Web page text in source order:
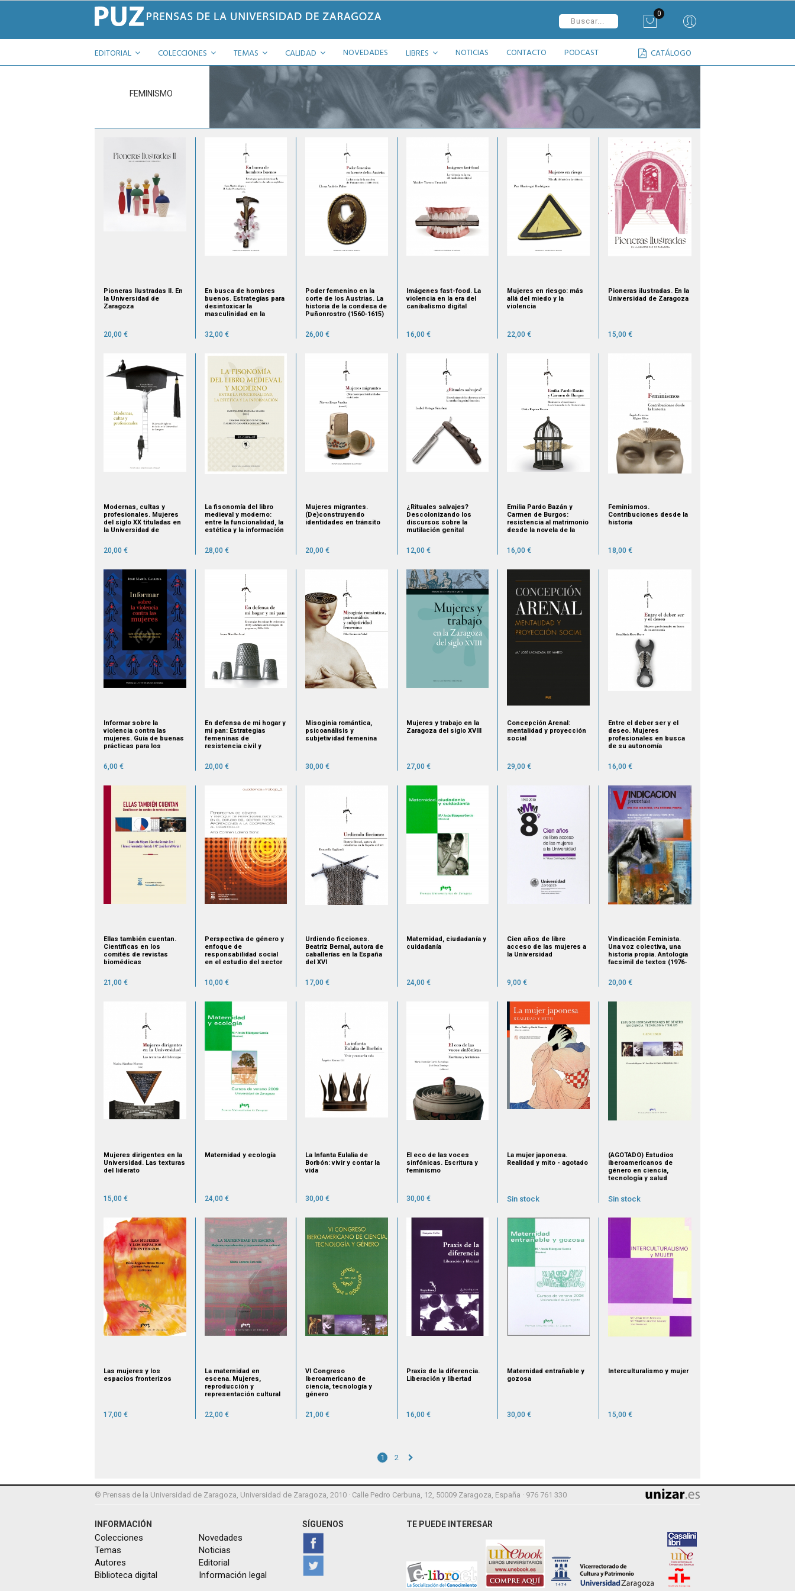
0
EDITORIAL COLECCIONES TEMAS CATÁLOGO
CALIDAD NOVEDADES LIBRES NOTICIAS CONTACTO PODCAST
FEMINISMO
Pioneras Ilustradas II. En
la Universidad de
Zaragoza
20,00 €
En busca de hombres
buenos. Estrategias para
desintoxicar la
masculinidad en la
32,00 €
Poder femenino en la
corte de los Austrias. La
historia de la condesa de
Puñonrostro (1560-1615)
26,00 €
Imágenes fast-food. La
violencia en la era del
canibalismo digital
16,00 €
Mujeres en riesgo: más
allá del miedo y la
violencia
22,00 €
Pioneras ilustradas. En la
Universidad de Zaragoza
15,00 €
Modernas, cultas y
profesionales. Mujeres
del siglo XX tituladas en
la Universidad de
20,00 €
La fisonomía del libro
medieval y moderno:
entre la funcionalidad, la
estética y la información
28,00 €
Mujeres migrantes.
(De)construyendo
identidades en tránsito
20,00 €
¿Rituales salvajes?
Descolonizando los
discursos sobre la
mutilación genital
12,00 €
Emilia Pardo Bazán y
Carmen de Burgos:
resistencia al matrimonio
desde la novela de la
16,00 €
Feminismos.
Contribuciones desde la
historia
18,00 €
Informar sobre la
violencia contra las
mujeres. Guía de buenas
prácticas para los
6,00 €
En defensa de mi hogar y
mi pan: Estrategias
femeninas de
resistencia civil y
20,00 €
Misoginia romántica,
psicoanálisis y
subjetividad femenina
30,00 €
Mujeres y trabajo en la
Zaragoza del siglo XVIII
27,00 €
Concepción Arenal:
mentalidad y proyección
social
29,00 €
Entre el deber ser y el
deseo. Mujeres
profesionales en busca
de su autonomía
16,00 €
Ellas también cuentan.
Científicas en los
comités de revistas
biomédicas
21,00 €
Perspectiva de género y
enfoque de
responsabilidad social
en el estudio del sector
10,00 €
Urdiendo ficciones.
Beatriz Bernal, autora de
caballerías en la España
del XVI
17,00 €
Maternidad, ciudadanía y
cuidadanía
24,00 €
Cien años de libre
acceso de las mujeres a
la Universidad
9,00 €
Vindicación Feminista.
Una voz colectiva, una
historia propia. Antología
facsímil de textos (1976-
20,00 €
Mujeres dirigentes en la
Universidad. Las texturas
del liderato
15,00 €
Maternidad y ecología
24,00 €
La Infanta Eulalia de
Borbón: vivir y contar la
vida
30,00 €
El eco de las voces
sinfónicas. Escritura y
feminismo
30,00 €
La mujer japonesa.
Realidad y mito - agotado
Sin stock
(AGOTADO) Estudios
iberoamericanos de
género en ciencia,
tecnología y salud
Sin stock
Las mujeres y los
espacios fronterizos
17,00 €
La maternidad en
escena. Mujeres,
reproducción y
representación cultural
22,00 €
VI Congreso
Iberoamericano de
ciencia, tecnología y
género
21,00 €
Praxis de la diferencia.
Liberación y libertad
16,00 €
Maternidad entrañable y
gozosa
30,00 €
Interculturalismo y mujer
15,00 €
1 2
© Prensas de la Universidad de Zaragoza, Universidad de Zaragoza, 2010 · Calle Pedro Cerbuna, 12, 50009 Zaragoza, España · 976 761 330
INFORMACIÓN
Colecciones
Temas
Autores
Biblioteca digital
Novedades
Noticias
Editorial
Información legal
SÍGUENOS TE PUEDE INTERESAR